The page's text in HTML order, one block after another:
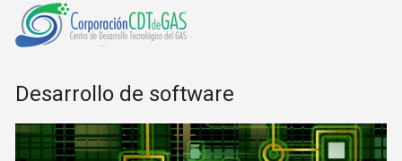
Desarrollo de software